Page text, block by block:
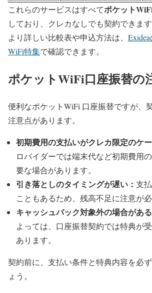
これらのサービスはすべてポケット
しており、クレカなしでも契約できます
より詳しい比較表や申込方法は、
WiFi特集で確認できます。
ポケットWiFi口座振替の
便利なポケットWiFi 口座振替ですが、
注意点があります。
初期費用の支払いがクレカ限定のケ
ロバイダーでは端末代など初期費用
要な場合があります。
引き落としのタイミングが遅い： 支
こともあるため、残高不足に注意が必
キャッシュバック対象外の場合がある
よっては、口座振替契約では特典が
あります。
契約前に、支払い条件と特典内容を必
ょう。